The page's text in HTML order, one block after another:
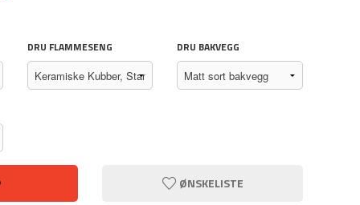
DRU FLAMMESENG DRU BAKVEGG
ØNSKELISTE